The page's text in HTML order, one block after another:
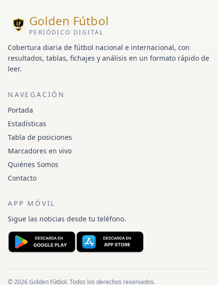
Golden Fútbol
PERIÓDICO DIGITAL
Cobertura diaria de fútbol nacional e internacional, con
resultados, tablas, fichajes y análisis en un formato rápido de
leer.
NAVEGACIÓN
Portada
Estadísticas
Tabla de posiciones
Marcadores en vivo
Quiénes Somos
Contacto
APP MÓVIL
Sigue las noticias desde tu teléfono.
© 2026 Golden Fútbol. Todos los derechos reservados.